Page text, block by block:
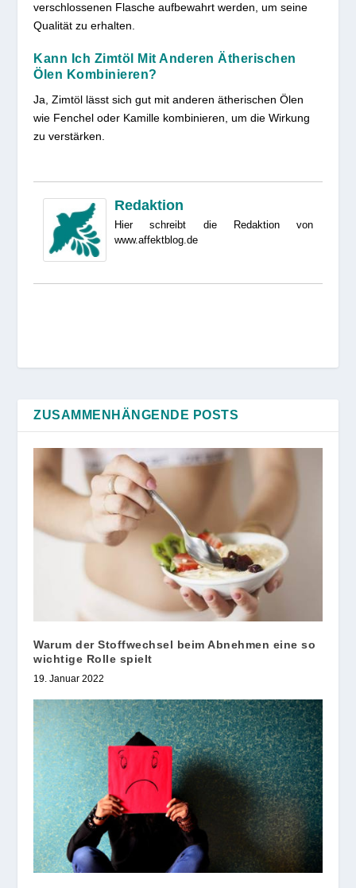
verschlossenen Flasche aufbewahrt werden, um seine
Qualität zu erhalten.
Kann Ich Zimtöl Mit Anderen Ätherischen
Ölen Kombinieren?
Ja, Zimtöl lässt sich gut mit anderen ätherischen Ölen
wie Fenchel oder Kamille kombinieren, um die Wirkung
zu verstärken.
Redaktion
Hier schreibt die Redaktion von
www.affektblog.de
ZUSAMMENHÄNGENDE POSTS
Warum der Stoffwechsel beim Abnehmen eine so
wichtige Rolle spielt
19. Januar 2022